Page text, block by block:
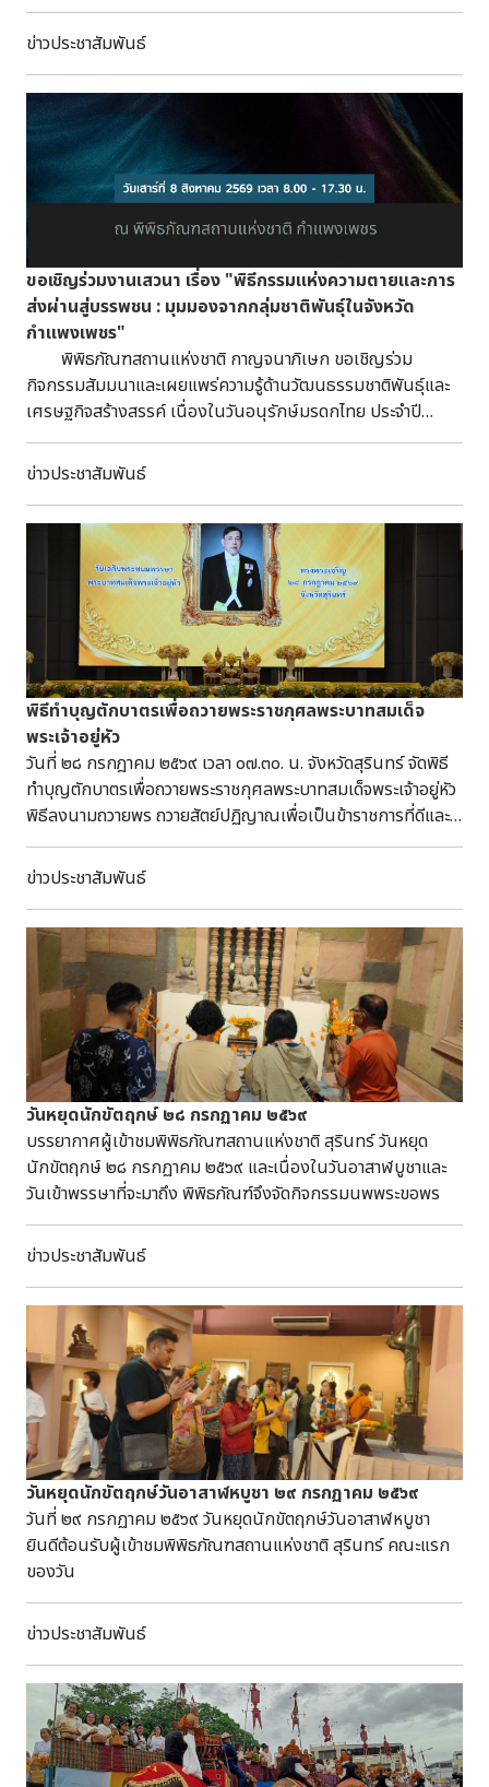
เชิญร่วมฟังการเสวนาริมคูเมือง "เรียนรู้รากเหง้า สู่อนาคตเมือง
โคราช" ในวันอาทิตย์ที่ 2 สิงหาคม 2569 ณ ริมคูเมือง
นครราชสีมา รอบเช้า เวลา 10.00 - 11.00 น. การเสวนา
เรื่อง "นักโบราณคดีและภัณฑารักษ์ทำหน้าที่อะไรในการจัดการ
มรดกทางวัฒนธรรม" กว่าจะเป็นมรดกทางวัฒนธรรมที่เราได้
เรียนรู้ในปัจจุบัน มาร่วมค้นหาบทบาทของนักโบราณคดีและภัณฑ
ารักษ์ ในการศึกษา อนุรักษ์ และถ่ายทอดเรื่องราวจากอดีตสู่
ปัจจุบัน วิทยากรนำเสวนาโดย นางสาวภัทรา เชาว์ปรัชญากุล
หัวหน้าพิพิธภัณฑสถานแห่งชาติ มหาวีรวงศ์, นางสาวนัยนา มั่น
ปาน ภัณฑารักษ์ชำนาญการ พิพิธภัณฑสถานแห่งชาติ พิมาย, นาย
วรรณพงษ์ ปาละกะวงษ์ ณ อยุธยา นักโบราณคดีชำนาญการ
สำนักศิลปากรที่ 10 นครราชสีมา และนางสาวภัสสร แย้มคงเมือง
นักโบราณคดีปฏิบัติการ สำนักศิลปากรที่ 10 นครราชสีมา
รอบบ่าย เวลา 14.00 - 15.00 น. การเสวนาเรื่อง "เมื่อหลุมขุดค้น
กลายเป็นห้องเรียน STEM" หลุมขุดค้นเป็นมากกว่าแหล่ง
โบราณคดี แต่คือห้องเรียนที่เปิดโอกาสให้เรียนรู้ผ่านการลงมือ
เข้าใจเรื่องราวในอดีตจากหลักฐานทางโบราณคดี โดยวิทยากร
ผศ.ดร.ณัฐกานต์ ศาสตร์สูงเนิน คณะวิทยาศาสตร์และเทคโนโลยี
มหาวิทยาลัยราชภัฏนครราชสีมา, ผศ.พิทักษ์ชัย จัตุชัย ผู้อำนวย
การสำนักศิลปะและวัฒนธรรม มหาวิทยาลัยราชภัฏนครราชสีมา,
ดร.บุษราคัม ป้อมทอง คณะวิทยาศาสตร์และเทคโนโลยี
มหาวิทยาลัยราชภัฏนครราชสีมา ผู้สนใจสามารถเข้าร่วม
กิจกรรมได้ฟรี ไม่มีค่าใช้จ่าย โดยสแกน QR Code ในโปสเตอร์
เพื่อลงทะเบียนเข้าร่วมฟังการเสวนา หรือกดลิงก์
นี้ https://docs.google.com/forms/d/e/
vL-rG89hj8-uAZQ/viewform
ข่าวประชาสัมพันธ์
ขอเชิญร่วมงานเสวนา เรื่อง "พิธีกรรมแห่งความตายและการ
ส่งผ่านสู่บรรพชน : มุมมองจากกลุ่มชาติพันธุ์ในจังหวัด
กำแพงเพชร"
พิพิธภัณฑสถานแห่งชาติ กาญจนาภิเษก ขอเชิญร่วม
กิจกรรมสัมมนาและเผยแพร่ความรู้ด้านวัฒนธรรมชาติพันธุ์และ
เศรษฐกิจสร้างสรรค์ เนื่องในวันอนุรักษ์มรดกไทย ประจำปี
2569 เรื่อง "พิธีกรรมแห่งความตายและการส่งผ่านสู่บรรพชน :
มุมมองจากกลุ่มชาติพันธุ์ในจังหวัดกำแพงเพชร" ในวันเสาร์ที่ 8
ชาติ กำแพงเพชร ผู้สนใจสามารถลงทะเบียนเข้าร่วมงานได้โดย
สแกน QR Code ในโปสเตอร์ หรือกดลิงก์นี้
https://docs.google.com/forms/d/e/
ข่าวประชาสัมพันธ์
พิธีทำบุญตักบาตรเพื่อถวายพระราชกุศลพระบาทสมเด็จ
พระเจ้าอยู่หัว
วันที่ ๒๘ กรกฎาคม ๒๕๖๙ เวลา ๐๗.๓๐. น. จังหวัดสุรินทร์ จัดพิธี
ทำบุญตักบาตรเพื่อถวายพระราชกุศลพระบาทสมเด็จพระเจ้าอยู่หัว
พิธีลงนามถวายพร ถวายสัตย์ปฏิญาณเพื่อเป็นข้าราชการที่ดีและ
พลังของแผ่นดิน เนื่องในโอกาสวันเฉลิมพระชนมพรรษา ๒๘
กรกฎาคม ๒๕๖๙ณ หอประชุมจังหวัดสุรินทร์ นายจำเริญ แหวนเพ็
กาชาดจังหวัดสุรินทร์ ผู้พิพากษาหัวหน้าศาลจังหวัดสุรินทร์ รองผู้
ว่าราชการจังหวัดสุรินทร์ หัวหน้าส่วนราชการ อัยการ ทหาร ตำรวจ
ข้าราชการ คณะกรรมการเหล่ากาชาดจังหวัดสุรินทร์ พนักงานและ
เจ้าหน้าที่ เข้าร่วมพิธี พร้อมกันนี้เหล่ากาชาดจังหวัดสุรินทร์ ได้
จัดสรรเงินงบประมาณเป็นทุนการศึกษาให้กับนักเรียนที่มีความ
ประพฤติดี แต่ขาดแคลนทุนทรัพย์ จำนวน ๒๐ ทุน การนี้ นาง
ปริญญา สุขใหญ่ หัวหน้าพิพิธภัณฑสถานแห่งชาติ สุรินทร์ เข้า
ร่วมพิธี
ข่าวประชาสัมพันธ์
วันหยุดนักขัตฤกษ์ ๒๘ กรกฏาคม ๒๕๖๙
บรรยากาศผู้เข้าชมพิพิธภัณฑสถานแห่งชาติ สุรินทร์ วันหยุด
นักขัตฤกษ์ ๒๘ กรกฏาคม ๒๕๖๙ และเนื่องในวันอาสาฬบูชาและ
วันเข้าพรรษาที่จะมาถึง พิพิธภัณฑ์จึงจัดกิจกรรมนพพระขอพร
ข่าวประชาสัมพันธ์
วันหยุดนักขัตฤกษ์วันอาสาฬหบูชา ๒๙ กรกฏาคม ๒๕๖๙
วันที่ ๒๙ กรกฏาคม ๒๕๖๙ วันหยุดนักขัตฤกษ์วันอาสาฬหบูชา
ยินดีต้อนรับผู้เข้าชมพิพิธภัณฑสถานแห่งชาติ สุรินทร์ คณะแรก
ของวัน
ข่าวประชาสัมพันธ์